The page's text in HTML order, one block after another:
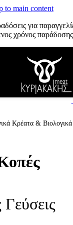
to main content
για
χρόνος
Κρέατα & Βιολογικά
Γεύσεις